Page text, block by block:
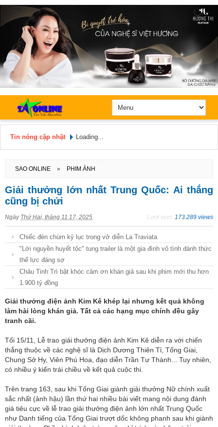
Tin nóng cập nhật Loading...
SAO ONLINE » PHIM ẢNH
Giải thưởng lớn nhất Trung Quốc: Ai thắng
cũng bị chửi
Ngày Thứ Hai, tháng 11 17, 2025 Lượt xem: 173.289 views
Chiếc đèn chùm kỷ lục trong vở diễn La Traviata
"Lời nguyền huyết tộc" tung trailer là một gia đình vô tình đánh thức
thế lực đáng sợ
Châu Tinh Trì bật khóc cảm ơn khán giả sau khi phim mới thu hơn
1.900 tỷ đồng
Giải thưởng điện ảnh Kim Kê khép lại nhưng kết quả không
làm hài lòng khán giả. Tất cả các hạng mục chính đều gây
tranh cãi.
Tối 15/11, Lễ trao giải thưởng điện ảnh Kim Kê diễn ra với chiến
thắng thuộc về các nghệ sĩ là Dịch Dương Thiên Tỉ, Tống Giai,
Chung Sở Hy, Viên Phú Hoa, đạo diễn Trần Tư Thành... Tuy nhiên,
có nhiều ý kiến trái chiều về kết quả cuộc thi.
Trên trang 163, sau khi Tống Giai giành giải thưởng Nữ chính xuất
sắc nhất (ảnh hậu) lần thứ hai nhiều bài viết mang nội dung đánh
giá tiêu cực về lễ trao giải thưởng điện ảnh lớn nhất Trung Quốc
như Danh tiếng của Tống Giai trượt dốc không phanh sau khi giành